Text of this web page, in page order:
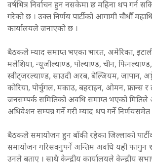
वर्षभित्र निर्वाचन हुन नसकेमा छ महिना थप गर्न
गरेको छ । उक्त निर्णय पार्टीको आगामी चौधौँ
कार्यालयले जनाएको छ ।
बैठकले म्याद समाप्त भएका भारत, अमेरिका,
मलेशिया, न्यूजील्याण्ड, पोल्याण्ड, चीन,
स्वीट्जरल्याण्ड, साउदी अरब, बेल्जियम, जापान,
कोरिया, पोर्चुगल, मकाउ, बहराइन, ओमन, फ्रान्स र
जनसम्पर्क समितिको अवधि समाप्त भएको मितिले
अधिवेशन सम्पन्न गर्ने गरी म्याद थप गर्ने
बैठकले समायोजन हुन बाँकी रहेका जिल्लाको
समायोजन गरिसक्नुपर्ने अन्तिम अवधि यही फागुन
उनले बताए । साथै केन्द्रीय कार्यालयले केन्द्रीय